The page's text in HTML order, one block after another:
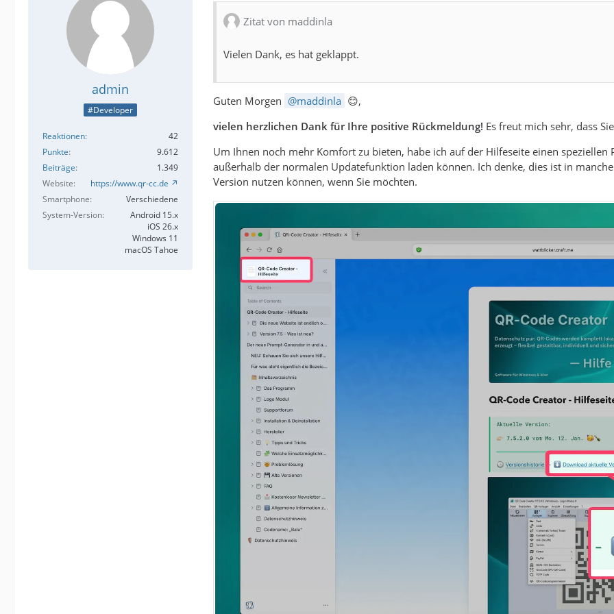
admin
#Developer
Reaktionen
42
Punkte
9.612
Beiträge
1.349
Website
https://www.qr-cc.de
Smartphone
Verschiedene
System-Version
Android 15.x
iOS 26.x
Windows 11
macOS Tahoe
Zitat von maddinla
Vielen Dank, es hat geklappt.
Guten Morgen maddinla 😊,
vielen herzlichen Dank für Ihre positive Rückmeldung! Es freut mich sehr, dass
Um Ihnen noch mehr Komfort zu bieten, habe ich auf der Hilfeseite einen
außerhalb der normalen Updatefunktion laden können. Ich denke, dies ist in
Version nutzen können, wenn Sie möchten.